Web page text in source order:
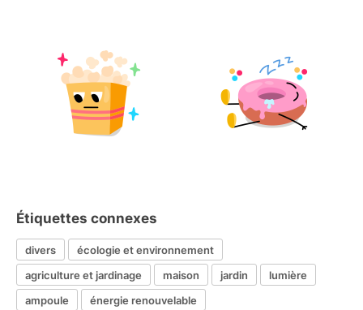
Étiquettes connexes
divers
écologie et environnement
agriculture et jardinage
maison jardin
lumière
ampoule
énergie renouvelable